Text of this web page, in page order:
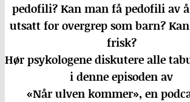
pedofili? Kan man få pedofili av
utsatt for overgrep som barn?
frisk?
Hør psykologene diskutere alle
i denne episoden av
«Når ulven kommer», en